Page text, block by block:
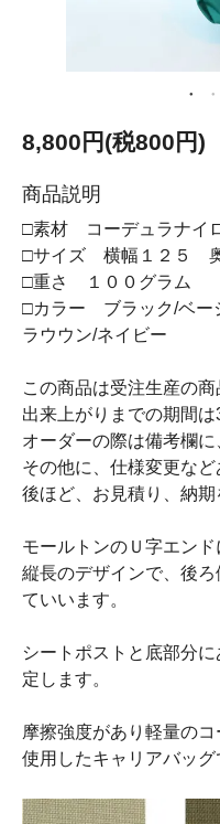
8,800円(税800円)
商品説明
□素材 コーデュラナ
□サイズ 横幅１２５
□重さ １００グラム
□カラー ブラック/ベー
ラウウン/ネイビー
この商品は受注生産の商
出来上がりまでの期間は
オーダーの際は備考欄に
その他に、仕様変更など
後ほど、お見積り、納期
モールトンのＵ字エンド
縦長のデザインで、後
ていいます。
シートポストと底部分
定します。
摩擦強度があり軽量の
使用したキャリアバッグ